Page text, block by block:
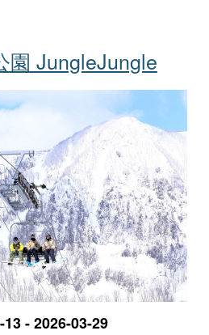
園 JungleJungle
- 2026-03-29